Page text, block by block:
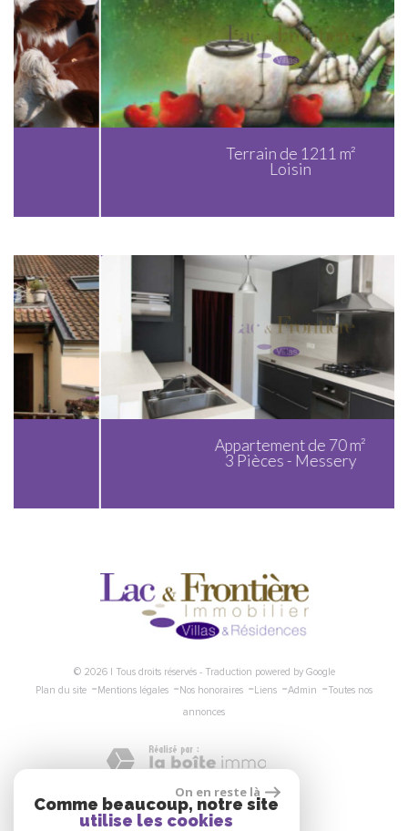
Terrain de 1211 m²
Appartement de 70 m²
3 Pièces - Messery
© 2026 | Tous droits réservés - Traduction powered by Google
Plan du site -Mentions légales -Nos honoraires -Liens -Admin -Toutes nos
annonces
Nous suivre
On en reste là
Comme beaucoup, notre site
utilise les cookies